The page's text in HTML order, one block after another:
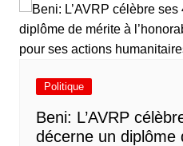
Politique
Beni: L’AVRP
décerne un diplôme